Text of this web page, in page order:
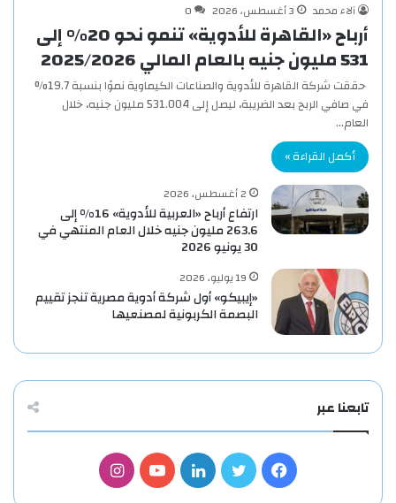
آلاء محمد
3 أغسطس، 2026 0
أرباح «القاهرة للأدوية» تنمو نحو 20% إلى
531 مليون جنيه بالعام المالي 2025/2026
حققت شركة القاهرة للأدوية والصناعات الكيماوية نموًا بنسبة 19.7%
في صافي الربح بعد الضريبة، ليصل إلى 531.004 مليون جنيه، خلال
العام…
أكمل القراءة »
2 أغسطس، 2026
ارتفاع أرباح «العربية للأدوية» 16% إلى
263.6 مليون جنيه خلال العام المنتهي في
30 يونيو 2026
19 يوليو، 2026
«إيبيكو» أول شركة أدوية مصرية تنجز تقييم
البصمة الكربونية لمصنعيها
تابعنا عبر
فيسبوك
تويتر لينكدإنيوتيوبانستقرام